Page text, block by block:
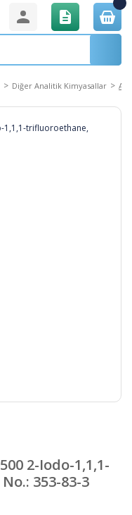
Diğer Analitik Kimyasallar
2-Iodo-1,1,1-
353-83-3